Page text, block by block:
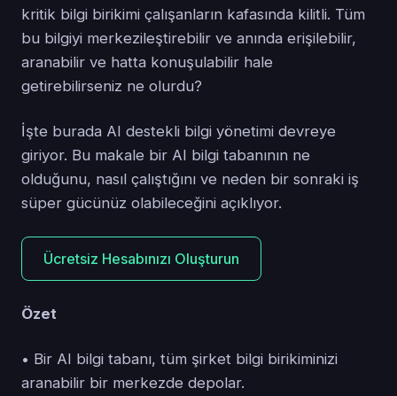
kritik bilgi birikimi çalışanların kafasında kilitli. Tüm
bu bilgiyi merkezileştirebilir ve anında erişilebilir,
aranabilir ve hatta konuşulabilir hale
getirebilirseniz ne olurdu?
İşte burada AI destekli bilgi yönetimi devreye
giriyor. Bu makale bir AI bilgi tabanının ne
olduğunu, nasıl çalıştığını ve neden bir sonraki iş
süper gücünüz olabileceğini açıklıyor.
Ücretsiz Hesabınızı Oluşturun
Özet
• Bir AI bilgi tabanı, tüm şirket bilgi birikiminizi
aranabilir bir merkezde depolar.